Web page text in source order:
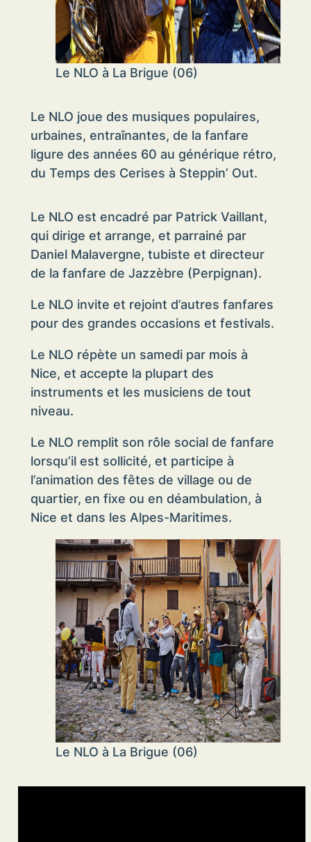
Le NLO à La Brigue (06)
Le NLO joue des musiques populaires,
urbaines, entraînantes, de la fanfare
ligure des années 60 au générique rétro,
du Temps des Cerises à Steppin’ Out.
Le NLO est encadré par Patrick Vaillant,
qui dirige et arrange, et parrainé par
Daniel Malavergne, tubiste et directeur
de la fanfare de Jazzèbre (Perpignan).
Le NLO invite et rejoint d’autres fanfares
pour des grandes occasions et festivals.
Le NLO répète un samedi par mois à
Nice, et accepte la plupart des
instruments et les musiciens de tout
niveau.
Le NLO remplit son rôle social de fanfare
lorsqu’il est sollicité, et participe à
l’animation des fêtes de village ou de
quartier, en fixe ou en déambulation, à
Nice et dans les Alpes-Maritimes.
Le NLO à La Brigue (06)